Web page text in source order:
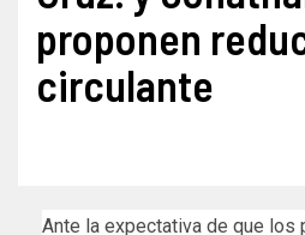
proponen
circulante
Ante la expectativa de que